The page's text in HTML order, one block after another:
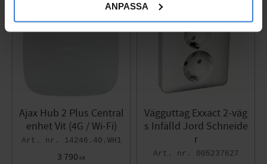
ANPASSA
Ajax Hub 2 Plus Central
enhet Vit (4G / Wi-Fi)
14246.40.WH1
3 790 KR
Vägguttag Exxact 2-väg
s Infälld Jord Schneide
r
005237627